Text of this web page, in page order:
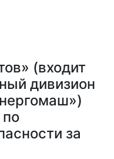
(входит
дивизион
по
за